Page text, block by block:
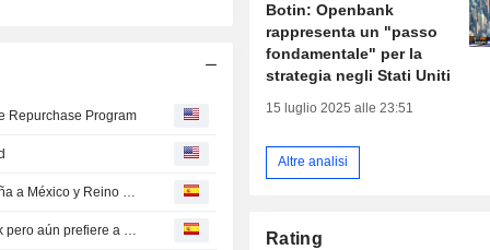
Repurchase Program
Santander ofrece transferencias inmediatas desde España a México y Reino Unido
Citi ve "intacto" el potencial de crecimiento de CaixaBank pero aún prefiere a Santander y BBVA
Botin: Openbank
rappresenta un "passo
fondamentale" per la
strategia negli Stati Uniti
15 luglio 2025 alle 23:51
Altre analisi
Rating